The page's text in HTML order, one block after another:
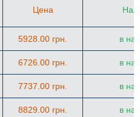
Цена
5928.00 грн. в
6726.00 грн. в
7737.00 грн. в
8829.00 грн. в